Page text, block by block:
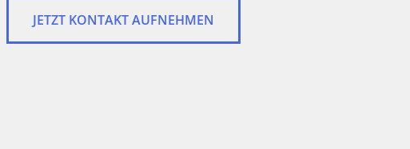
JETZT KONTAKT AUFNEHMEN